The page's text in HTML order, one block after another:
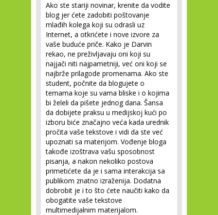
Ako ste stariji novinar, krenite da vodite
blog jer ćete zadobiti poštovanje
mlađih kolega koji su odrasli uz
Internet, a otkrićete i nove izvore za
vaše buduće priče. Kako je Darvin
rekao, ne preživljavaju oni koji su
najjači niti najpametniji, već oni koji se
najbrže prilagode promenama. Ako ste
student, počnite da blogujete o
temama koje su vama bliske i o kojima
bi želeli da pišete jednog dana. Šansa
da dobijete praksu u medijskoj kući po
izboru biće značajno veća kada urednik
pročita vaše tekstove i vidi da ste već
upoznati sa materijom. Vođenje bloga
takođe izoštrava vašu sposobnost
pisanja, a nakon nekoliko postova
primetićete da je i sama interakcija sa
publikom znatno izraženija. Dodatna
dobrobit je i to što ćete naučiti kako da
obogatite vaše tekstove
multimedijalnim materijalom.